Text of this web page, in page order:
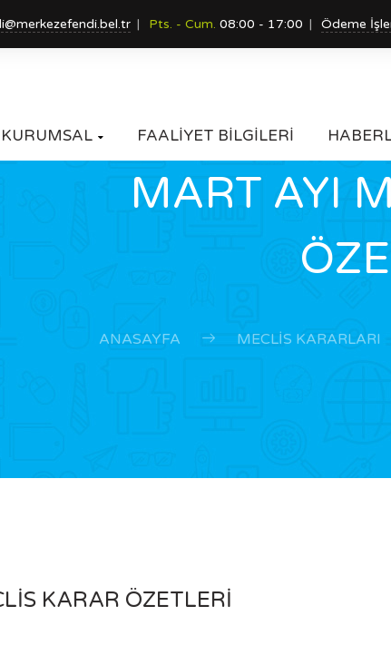
Pts. - Cum. 08:00 - 17:00 Ödeme
KURUMSAL  FAALİYET BİLGİLERİ
MART AYI
ANASAYFA MECLIS KARARLARI
KARAR ÖZETLERİ